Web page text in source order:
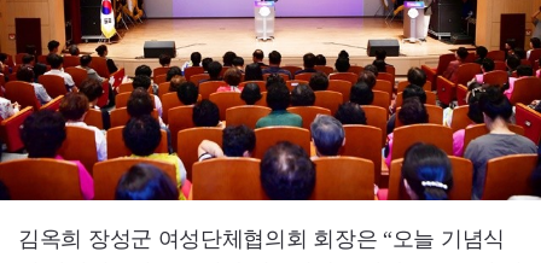
김옥희 장성군 여성단체협의회 회장은 “오늘 기념식